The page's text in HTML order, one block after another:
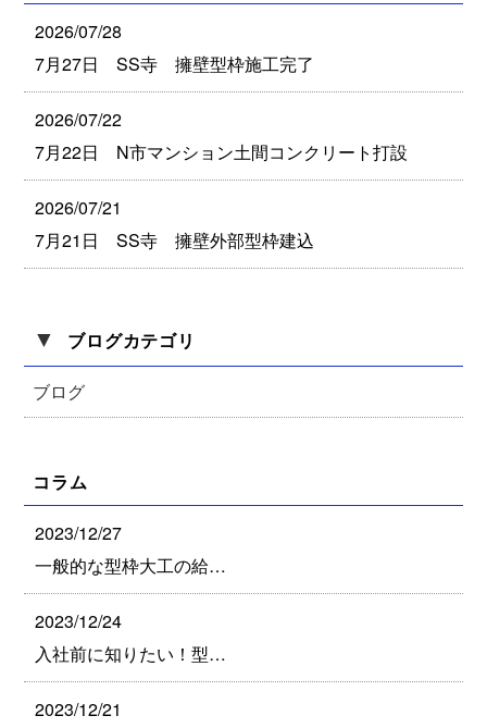
2026/07/28
7月27日 SS寺 擁壁型枠施工完了
2026/07/22
7月22日 N市マンション土間コンクリート打設
2026/07/21
7月21日 SS寺 擁壁外部型枠建込
▼ ブログカテゴリ
ブログ
コラム
2023/12/27
一般的な型枠大工の給…
2023/12/24
入社前に知りたい！型…
2023/12/21